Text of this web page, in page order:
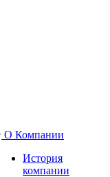
О Компании
История
компании